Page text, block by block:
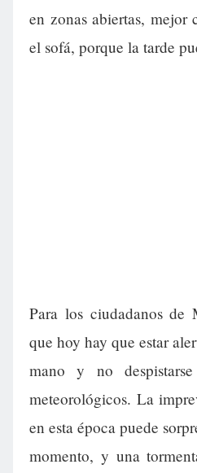
en zonas abiertas, mejor
el sofá, porque la tarde
Para los ciudadanos de
que hoy hay que estar
mano y no
meteorológicos. La
en esta época puede
momento, y una